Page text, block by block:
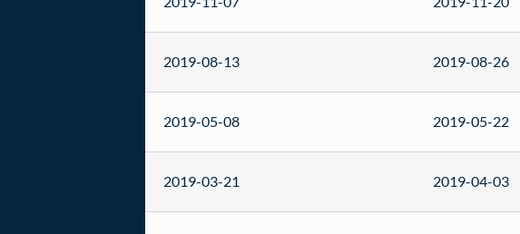
2019-08-13 2019-08-26
2019-05-08 2019-05-22
2019-03-21 2019-04-03